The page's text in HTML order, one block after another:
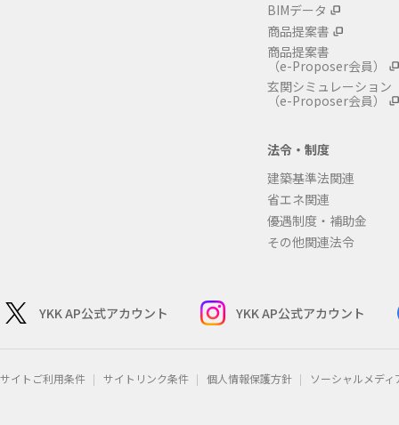
BIMデータ
商品提案書
商品提案書
（e-Proposer会員）
玄関シミュレーション
（e-Proposer会員）
法令・制度
建築基準法関連
省エネ関連
優遇制度・補助金
その他関連法令
YKK AP公式アカウント YKK AP公式アカウント
サイトご利用条件 サイトリンク条件 個人情報保護方針 ソーシャルメデ